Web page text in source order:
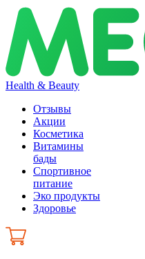
Health & Beauty
Отзывы
Акции
Косметика
Витамины
бады
Спортивное
питание
Эко продукты
Здоровье